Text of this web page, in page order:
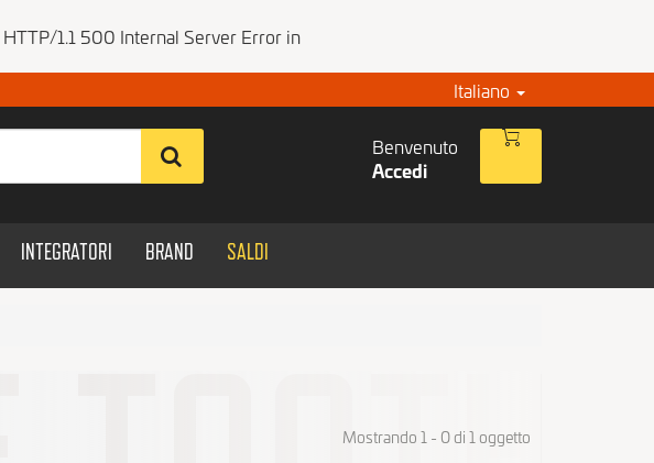
1.1 500 Internal Server Error in
Italiano
Benvenuto
Accedi
INTEGRATORI BRAND SALDI
Mostrando 1 - 0 di 1 oggetto